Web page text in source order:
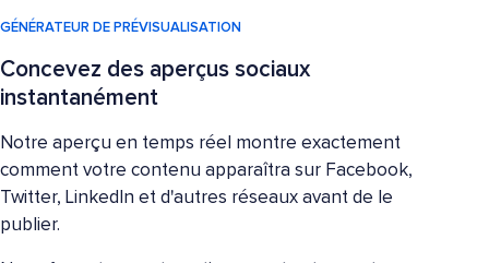
GÉNÉRATEUR DE PRÉVISUALISATION
Concevez des aperçus sociaux
instantanément
Notre aperçu en temps réel montre exactement
comment votre contenu apparaîtra sur Facebook,
Twitter, LinkedIn et d'autres réseaux avant de le
publier.